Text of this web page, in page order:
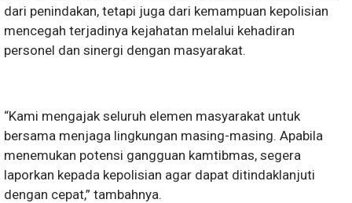
dari penindakan, tetapi juga dari kemampuan kepolisian
mencegah terjadinya kejahatan melalui kehadiran
personel dan sinergi dengan masyarakat.
“Kami mengajak seluruh elemen masyarakat untuk
bersama menjaga lingkungan masing-masing. Apabila
menemukan potensi gangguan kamtibmas, segera
laporkan kepada kepolisian agar dapat ditindaklanjuti
dengan cepat,” tambahnya.